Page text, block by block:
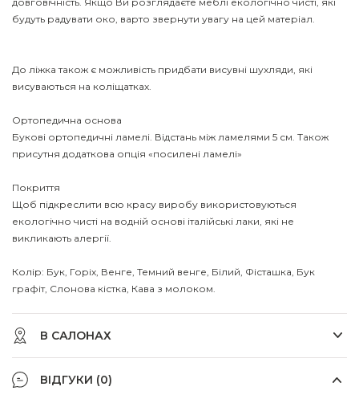
будуть радувати око, варто звернути увагу на цей матеріал.
До ліжка також є можливість придбати висувні шухляди, які
висуваються на коліщатках.
Ортопедична основа
Букові ортопедичні ламелі. Відстань між ламелями 5 см. Також
присутня додаткова опція «посилені ламелі»
Покриття
Щоб підкреслити всю красу виробу використовуються
екологічно чисті на водній основі італійські лаки, які не
викликають алергії.
Колір: Бук, Горіх, Венге, Темний венге, Білий, Фісташка, Бук
графiт, Слонова кістка, Кава з молоком.
В САЛОНАХ
ВІДГУКИ (0)